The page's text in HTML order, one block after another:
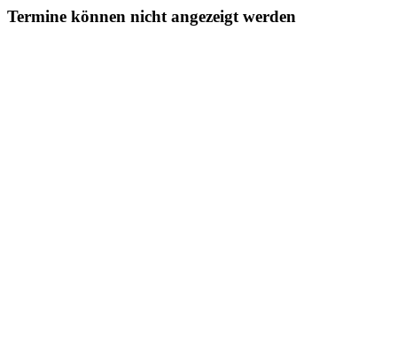
Termine können nicht angezeigt werden